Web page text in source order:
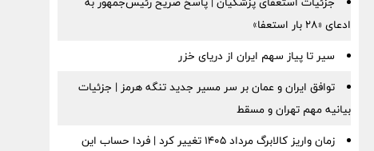
ادعای «۲۸ بار استعفا»
سیر تا پیاز سهم ایران از دریای خزر
توافق ایران و عمان بر سر مسیر جدید تنگه هرمز | جزئیات
بیانیه مهم تهران و مسقط
زمان واریز کالابرگ مرداد ۱۴۰۵ تغییر کرد | فردا حساب این